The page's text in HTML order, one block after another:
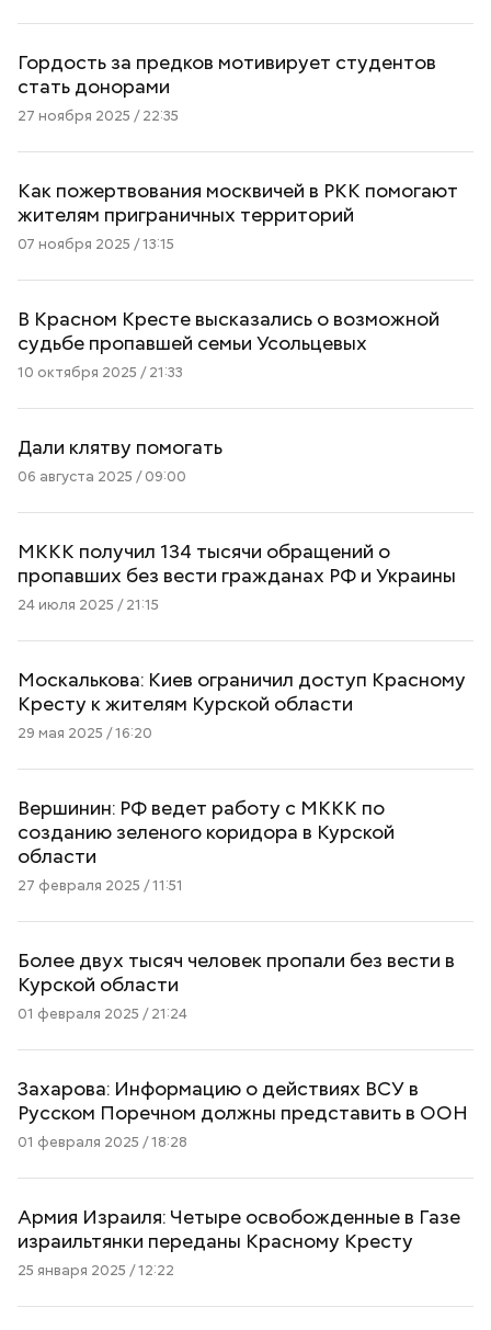
Гордость за предков мотивирует студентов
стать донорами
27 ноября 2025 / 22:35
Как пожертвования москвичей в РКК помогают
жителям приграничных территорий
07 ноября 2025 / 13:15
В Красном Кресте высказались о возможной
судьбе пропавшей семьи Усольцевых
10 октября 2025 / 21:33
Дали клятву помогать
06 августа 2025 / 09:00
МККК получил 134 тысячи обращений о
пропавших без вести гражданах РФ и Украины
24 июля 2025 / 21:15
Москалькова: Киев ограничил доступ Красному
Кресту к жителям Курской области
29 мая 2025 / 16:20
Вершинин: РФ ведет работу с МККК по
созданию зеленого коридора в Курской
области
27 февраля 2025 / 11:51
Более двух тысяч человек пропали без вести в
Курской области
01 февраля 2025 / 21:24
Захарова: Информацию о действиях ВСУ в
Русском Поречном должны представить в ООН
01 февраля 2025 / 18:28
Армия Израиля: Четыре освобожденные в Газе
израильтянки переданы Красному Кресту
25 января 2025 / 12:22